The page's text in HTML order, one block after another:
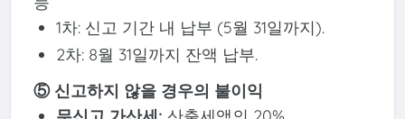
1차: 신고 기간 내 납부 (5월 31일까지).
2차: 8월 31일까지 잔액 납부.
⑤ 신고하지 않을 경우의 불이익